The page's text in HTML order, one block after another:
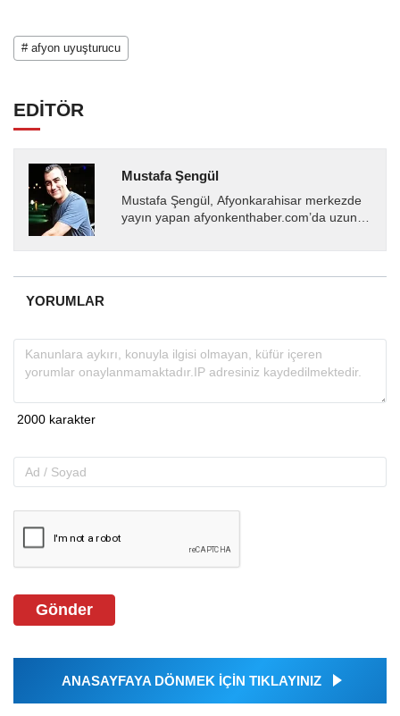
# afyon uyuşturucu
EDİTÖR
Mustafa Şengül
Mustafa Şengül, Afyonkarahisar merkezde
yayın yapan afyonkenthaber.com’da uzun
almakta, haber akışı...
YORUMLAR
Gönder
ANASAYFAYA DÖNMEK İÇİN TIKLAYINIZ